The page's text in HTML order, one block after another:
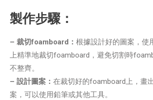
製作步驟：
– 裁切foamboard： 根據設計好的圖案，使
上精準地裁切foamboard，避免切割時
不整齊。
– 設計圖案： 在裁切好的foamboard上，畫
案，可以使用鉛筆或其他工具。